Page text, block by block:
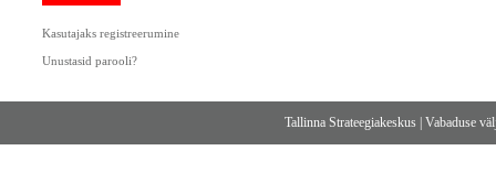
Kasutajaks registreerumine
Unustasid parooli?
Tallinna Strateegiakeskus |Vabaduse